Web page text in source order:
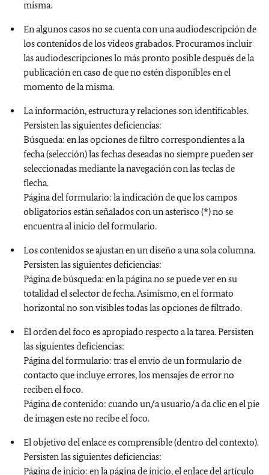
misma.
En algunos casos no se cuenta con una audiodescripción de
los contenidos de los videos grabados. Procuramos incluir
las audiodescripciones lo más pronto posible después de la
publicación en caso de que no estén disponibles en el
momento de la misma.
La información, estructura y relaciones son identificables.
Persisten las siguientes deficiencias:
Búsqueda: en las opciones de filtro correspondientes a la
fecha (selección) las fechas deseadas no siempre pueden ser
seleccionadas mediante la navegación con las teclas de
flecha.
Página del formulario: la indicación de que los campos
obligatorios están señalados con un asterisco (*) no se
encuentra al inicio del formulario.
Los contenidos se ajustan en un diseño a una sola columna.
Persisten las siguientes deficiencias:
Página de búsqueda: en la página no se puede ver en su
totalidad el selector de fecha. Asimismo, en el formato
horizontal no son visibles todas las opciones de filtrado.
El orden del foco es apropiado respecto a la tarea. Persisten
las siguientes deficiencias:
Página del formulario: tras el envío de un formulario de
contacto que incluye errores, los mensajes de error no
reciben el foco.
Página de contenido: cuando un/a usuario/a da clic en el pie
de imagen este no recibe el foco.
El objetivo del enlace es comprensible (dentro del contexto).
Persisten las siguientes deficiencias:
Página de inicio: en la página de inicio, el enlace del artículo